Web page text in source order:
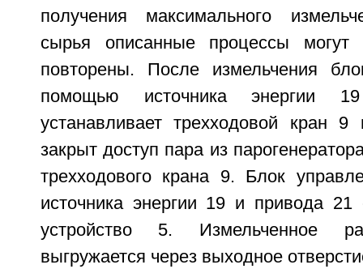
получения максимального
сырья описанные процессы могут
повторены. После измельчения
помощью источника энергии
устанавливает трехходовой кран
закрыт доступ пара из
трехходового крана 9. Блок
источника энергии 19 и привода 21
устройство 5. Измельченное
выгружается через выходное